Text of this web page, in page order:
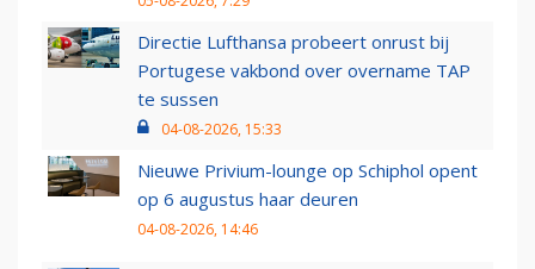
Directie Lufthansa probeert onrust bij
Portugese vakbond over overname TAP
te sussen
04-08-2026, 15:33
Nieuwe Privium-lounge op Schiphol opent
op 6 augustus haar deuren
04-08-2026, 14:46